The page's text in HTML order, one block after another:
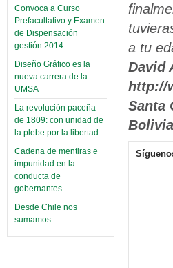
Convoca a Curso
Prefacultativo y Examen
de Dispensación
gestión 2014
Diseño Gráfico es la
nueva carrera de la
UMSA
La revolución paceña
de 1809: con unidad de
la plebe por la libertad…
Cadena de mentiras e
impunidad en la
conducta de
gobernantes
Desde Chile nos
sumamos
a tu
David
http://
Santa
Bolivia